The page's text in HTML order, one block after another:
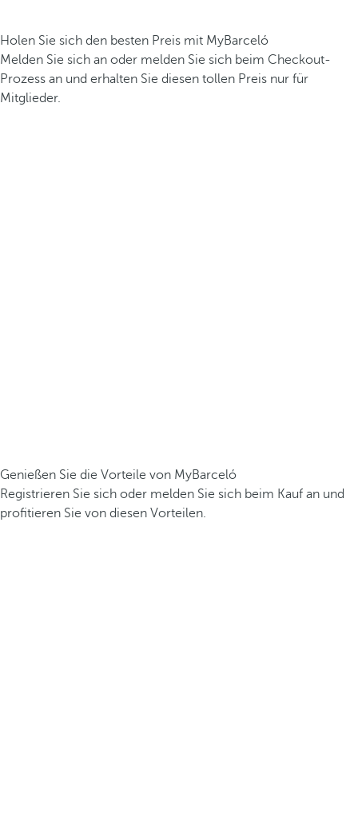
Holen Sie sich den besten Preis mit MyBarceló
Melden Sie sich an oder melden Sie sich beim Checkout-
Prozess an und erhalten Sie diesen tollen Preis nur für
Mitglieder.
Genießen Sie die Vorteile von MyBarceló
Registrieren Sie sich oder melden Sie sich beim Kauf an und
profitieren Sie von diesen Vorteilen.